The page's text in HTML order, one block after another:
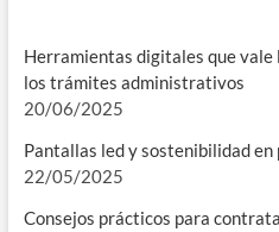
Herramientas digitales que
los trámites administrativos
20/06/2025
Pantallas led y sostenibilidad
22/05/2025
Consejos prácticos para